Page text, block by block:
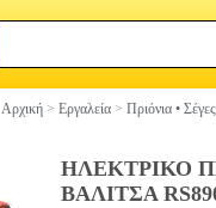
Αρχική > Εργαλεία > Πριόνια • Σέγες
ΗΛΕΚΤΡΙΚΟ
ΒΑΛΙΤΣΑ